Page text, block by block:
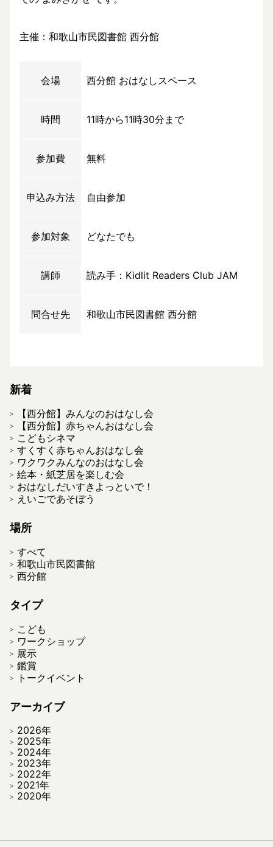
主催：和歌山市民図書館 西分館
会場 西分館 おはなしスペース
時間 11時から11時30分まで
参加費 無料
申込み方法 自由参加
参加対象 どなたでも
講師 読み手：Kidlit Readers Club JAM
問合せ先 和歌山市民図書館 西分館
新着
【西分館】みんなのおはなし会
【西分館】赤ちゃんおはなし会
こどもシネマ
すくすく赤ちゃんおはなし会
ワクワクみんなのおはなし会
絵本・紙芝居を楽しむ会
おはなしだいすきよっといで！
えいごであそぼう
場所
すべて
和歌山市民図書館
西分館
タイプ
こども
ワークショップ
展示
鑑賞
トークイベント
アーカイブ
2026年
2025年
2024年
2023年
2022年
2021年
2020年